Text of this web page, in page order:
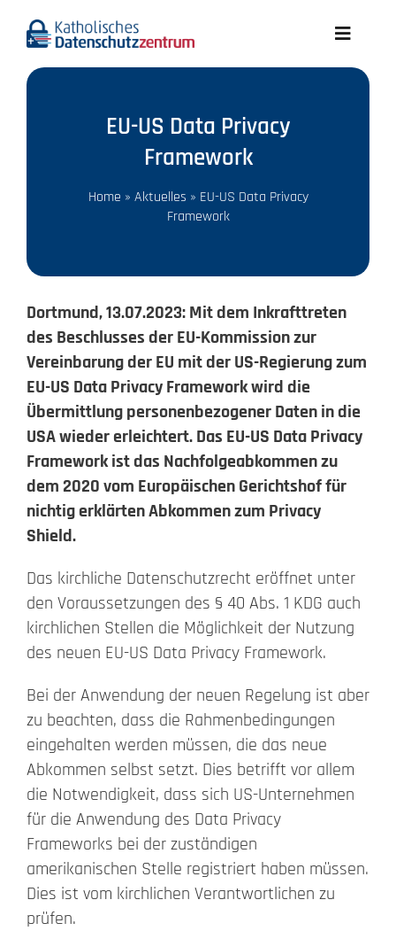
Toggle
Aktuelles
Wir über uns
Datenschutz A-Z
Recht
Infothek
Meldungen
Beschwerde
Kontakt
Search
EU-US Data Privacy
Framework
Home » Aktuelles » EU-US Data Privacy
Framework
Dortmund, 13.07.2023: Mit dem Inkrafttreten
des Beschlusses der EU-Kommission zur
Vereinbarung der EU mit der US-Regierung zum
EU-US Data Privacy Framework wird die
Übermittlung personenbezogener Daten in die
USA wieder erleichtert. Das EU-US Data Privacy
Framework ist das Nachfolgeabkommen zu
dem 2020 vom Europäischen Gerichtshof für
nichtig erklärten Abkommen zum Privacy
Shield.
Das kirchliche Datenschutzrecht eröffnet unter
den Voraussetzungen des § 40 Abs. 1 KDG auch
kirchlichen Stellen die Möglichkeit der Nutzung
des neuen EU-US Data Privacy Framework.
Bei der Anwendung der neuen Regelung ist aber
zu beachten, dass die Rahmenbedingungen
eingehalten werden müssen, die das neue
Abkommen selbst setzt. Dies betrifft vor allem
die Notwendigkeit, dass sich US-Unternehmen
für die Anwendung des Data Privacy
Frameworks bei der zuständigen
amerikanischen Stelle registriert haben müssen.
Dies ist vom kirchlichen Verantwortlichen zu
prüfen.